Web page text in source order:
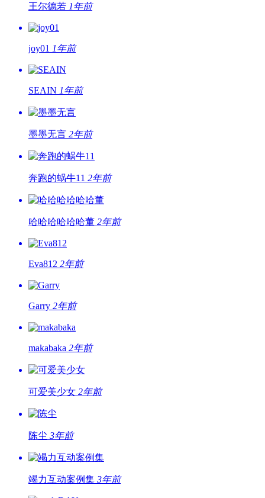
王尔德若 1年前
joy01 1年前
SEAIN 1年前
墨墨无言 2年前
奔跑的蜗牛11 2年前
哈哈哈哈哈哈董 2年前
Eva812 2年前
Garry 2年前
makabaka 2年前
可爱美少女 2年前
陈尘 3年前
竭力互动案例集 3年前